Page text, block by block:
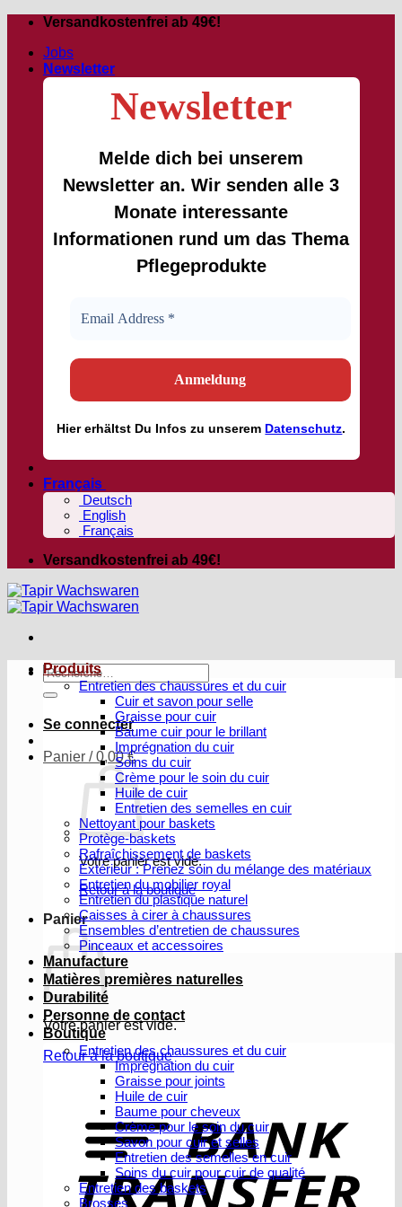
Passer
contenu
Versandkostenfrei ab 49€!
Jobs
Newsletter
Newsletter
Melde dich bei unserem
Newsletter an. Wir senden alle 3
Monate interessante
Informationen rund um das Thema
Pflegeprodukte
Hiererhältst Du Infos zu unserem Datenschutz.
Français
Deutsch
English
Français
Versandkostenfrei ab 49€!
Recherche
pour :
Se connecter
Panier /0,00€
Votre panier est vide.
Retour à la boutique
Panier
Votre panier est vide.
Retour à la boutique
Produits
Entretien des chaussures et du cuir
Cuir et savon pour selle
Graisse pour cuir
Baume cuir pour le brillant
Imprégnation du cuir
Soins du cuir
Crème pour le soin du cuir
Huile de cuir
Entretien des semelles en cuir
Nettoyant pour baskets
Protège-baskets
Rafraîchissement de baskets
Extérieur : Prenez soin du mélange des matériaux
Entretien du mobilier royal
Entretien du plastique naturel
Caisses à cirer à chaussures
Ensembles d’entretien de chaussures
Pinceaux et accessoires
Manufacture
Matières premières naturelles
Durabilité
Personne de contact
Boutique
Entretien des chaussures et du cuir
Imprégnation du cuir
Graisse pour joints
Huile de cuir
Baume pour cheveux
Crème pour le soin du cuir
Savon pour cuir et selles
Entretien des semelles en cuir
Soins du cuir pour cuir de qualité
Entretien des baskets
Brosses